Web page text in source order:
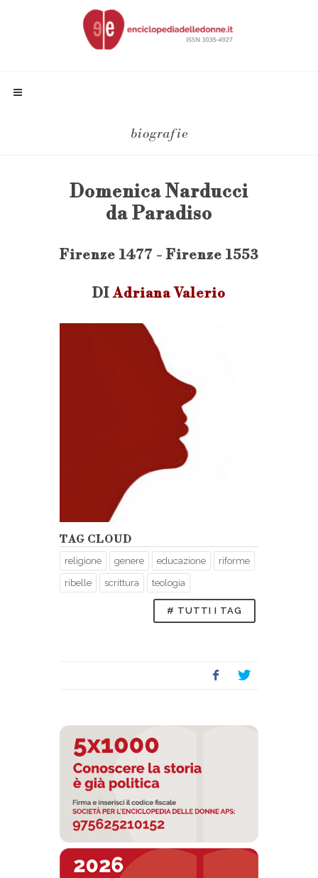
biografie
Domenica Narducci
da Paradiso
Firenze 1477 - Firenze 1553
DIAdriana Valerio
TAG CLOUD
religione genere educazione riforme
ribelle scrittura teologia
# TUTTI I TAG